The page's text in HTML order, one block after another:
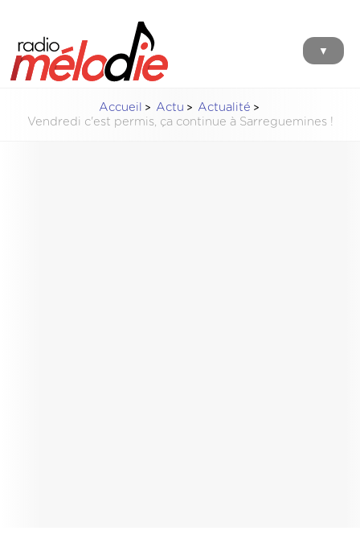
▼
Accueil Actu
Actualité
Vendredi c'est permis, ça continue à Sarreguemines !